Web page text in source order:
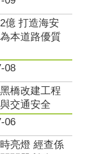
億 打造海安
本道路優質
08
橋改建工程
交通安全
06
亮燈 經查係